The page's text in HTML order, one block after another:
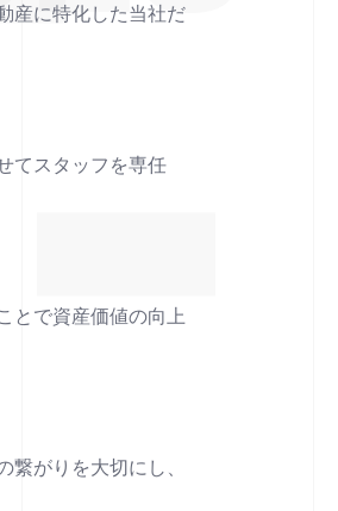
産に特化した当社だ
てスタッフを専任
とで資産価値の向上
がりを大切にし、